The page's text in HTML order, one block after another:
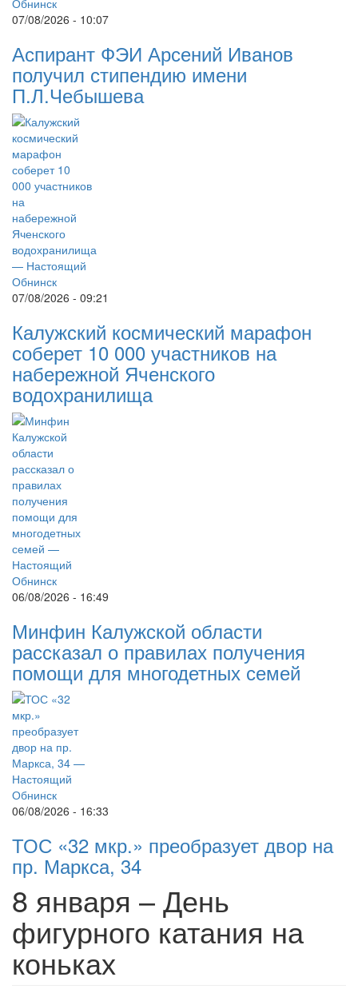
07/08/2026 - 10:07
Аспирант ФЭИ Арсений Иванов
получил стипендию имени
П.Л.Чебышева
07/08/2026 - 09:21
Калужский космический марафон
соберет 10 000 участников на
набережной Яченского
водохранилища
06/08/2026 - 16:49
Минфин Калужской области
рассказал о правилах получения
помощи для многодетных семей
06/08/2026 - 16:33
ТОС «32 мкр.» преобразует двор на
пр. Маркса, 34
8 января – День
фигурного катания на
коньках